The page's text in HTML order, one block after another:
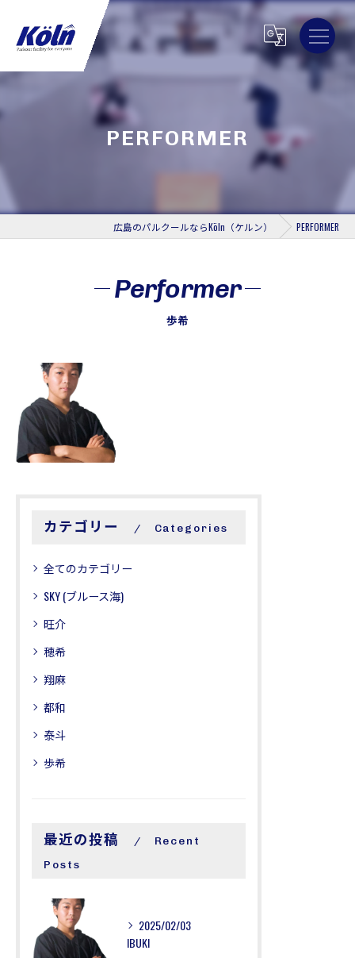
PERFORMER
広島のパルクールならKöln（ケルン） PERFORMER
Performer
歩希
IBUKI
カテゴリー Categories
全てのカテゴリー
SKY (ブルース海)
旺介
穂希
翔麻
都和
泰斗
歩希
最近の投稿
Recent
Posts
2025/02/03
IBUKI